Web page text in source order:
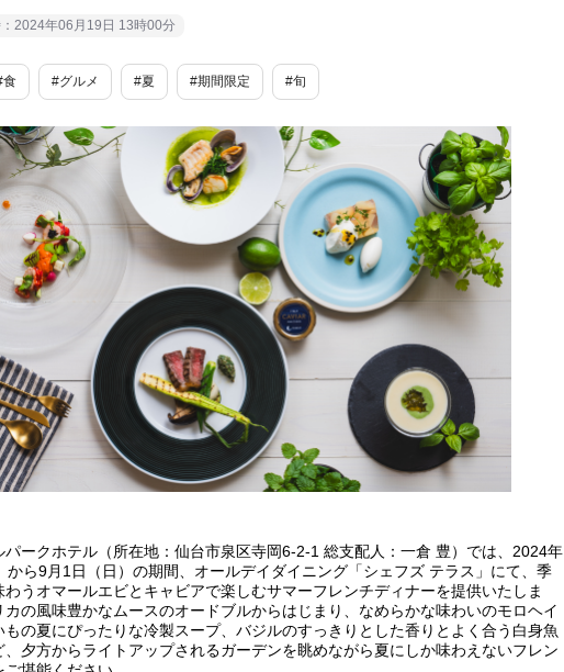
2024年06月19日 13時00分
食 #グルメ #夏 #期間限定 #旬
パークホテル（所在地：仙台市泉区寺岡6-2-1 総支配人：一倉 豊）では、2024年
から9月1日（日）の期間、オールデイダイニング「シェフズ テラス」にて、季
わうオマールエビとキャビアで楽しむサマーフレンチディナーを提供いたしま
カの風味豊かなムースのオードブルからはじまり、なめらかな味わいのモロヘイ
もの夏にぴったりな冷製スープ、バジルのすっきりとした香りとよく合う白身魚
、夕方からライトアップされるガーデンを眺めながら夏にしか味わえないフレン